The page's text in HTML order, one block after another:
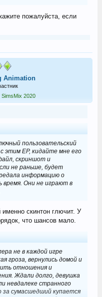
пожалуйста, если
Animation
SimsMix 2020
пользовательский
этим ЕР, кидайте мне его
скриншот и
не раньше, будет
информацию о
время. Они не играют в
именно скинтон глючит. У
что шансов мало.
не в каждой игре
гроза, вернулись домой и
отношения и
Ждали долго, девушка
невдалеке странного
сумасшедший купается